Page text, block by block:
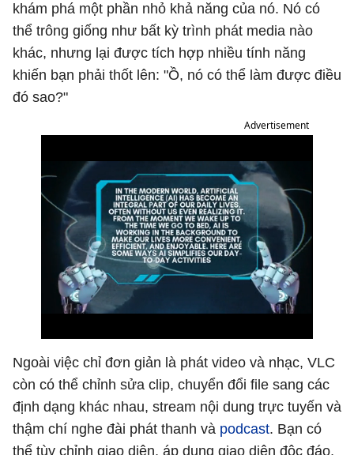
khám phá một phần nhỏ khả năng của nó. Nó có
thể trông giống như bất kỳ trình phát media nào
khác, nhưng lại được tích hợp nhiều tính năng
khiến bạn phải thốt lên: "Ồ, nó có thể làm được điều
đó sao?"
Advertisement
Ngoài việc chỉ đơn giản là phát video và nhạc, VLC
còn có thể chỉnh sửa clip, chuyển đổi file sang các
định dạng khác nhau, stream nội dung trực tuyến và
thậm chí nghe đài phát thanh và podcast. Bạn có
thể tùy chỉnh giao diện, áp dụng giao diện độc đáo,